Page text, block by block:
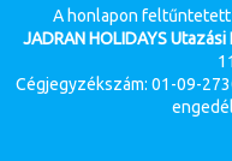
A honlapon feltűntetett
JADRAN HOLIDAYS Utazási
Cégjegyzékszám: 01-09-